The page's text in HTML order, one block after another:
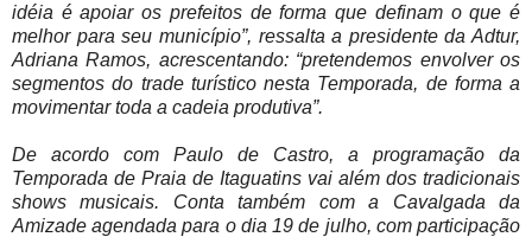
idéia é apoiar os prefeitos de forma que definam o que é
melhor para seu município”, ressalta a presidente da Adtur,
Adriana Ramos, acrescentando: “pretendemos envolver os
segmentos do trade turístico nesta Temporada, de forma a
movimentar toda a cadeia produtiva”.
De acordo com Paulo de Castro, a programação da
Temporada de Praia de Itaguatins vai além dos tradicionais
shows musicais. Conta também com a Cavalgada da
Amizade agendada para o dia 19 de julho, com participação